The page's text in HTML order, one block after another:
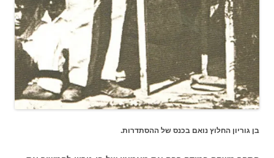
בן גוריון החלוץ נואם בכנס של ההסתדרות.